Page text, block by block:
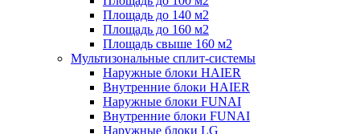
Площадь до 140 м2
Площадь до 160 м2
Площадь свыше 160 м2
Мультизональные сплит-системы
Наружные блоки HAIER
Внутренние блоки HAIER
Hаружные блоки FUNAI
Внутренние блоки FUNAI
Наружные блоки LG